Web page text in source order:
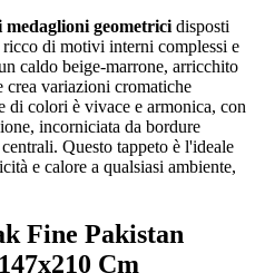
geometrici disposti
di motivi interni complessi e
caldo beige-marrone, arricchito
crea variazioni cromatiche
di colori è vivace e armonica, con
incorniciata da bordure
Questo tappeto è l'ideale
e calore a qualsiasi ambiente,
Fine Pakistan
Cm